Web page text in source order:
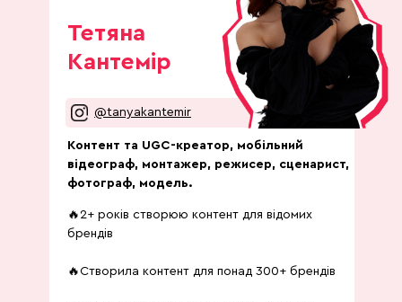
Тетяна
Кантемір
@tanyakantemir
Контент та UGC-креатор, мобільний
відеограф, монтажер, режисер, сценарист,
фотограф, модель.
🔥2+ років створюю контент для відомих
брендів
🔥Створила контент для понад 300+ брендів